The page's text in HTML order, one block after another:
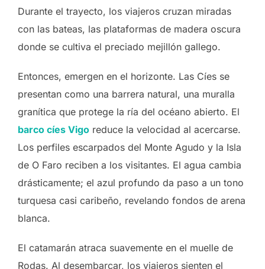
Durante el trayecto, los viajeros cruzan miradas
con las bateas, las plataformas de madera oscura
donde se cultiva el preciado mejillón gallego.
Entonces, emergen en el horizonte. Las Cíes se
presentan como una barrera natural, una muralla
granítica que protege la ría del océano abierto. El
barco cíes Vigo reduce la velocidad al acercarse.
Los perfiles escarpados del Monte Agudo y la Isla
de O Faro reciben a los visitantes. El agua cambia
drásticamente; el azul profundo da paso a un tono
turquesa casi caribeño, revelando fondos de arena
blanca.
El catamarán atraca suavemente en el muelle de
Rodas. Al desembarcar, los viajeros sienten el